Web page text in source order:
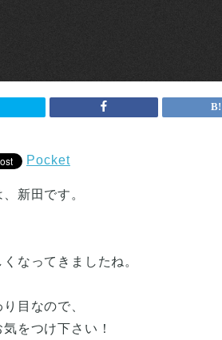
Pocket
新田です。
なってきましたね。
目なので、
をつけ下さい！